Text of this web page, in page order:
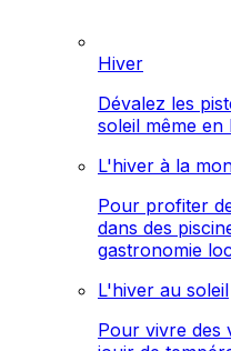
Hiver
Dévalez les
soleil même en
L'hiver à la
Pour profiter
dans des
gastronomie
L'hiver au soleil
Pour vivre des